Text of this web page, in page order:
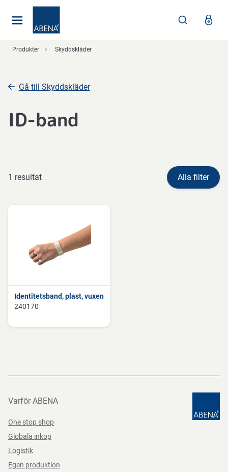
Produkter Skyddskläder
Gå till Skyddskläder
ID-band
1 resultat Alla filter
Identitetsband, plast, vuxen
240170
Varför ABENA
One stop shop
Globala inkop
Logistik
Egen produktion